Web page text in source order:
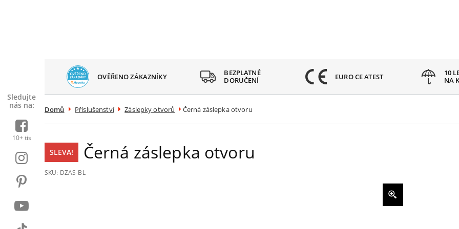
Sledujte
nás na:
10+ tis
OVĚŘENO ZÁKAZNÍKY
BEZPLATNÉ
DORUČENÍ
EURO CE ATEST
10
NA
Domů Příslušenství Záslepky otvorů Černá záslepka otvoru
Černá záslepka otvoru
SLEVA!
SKU: DZAS-BL